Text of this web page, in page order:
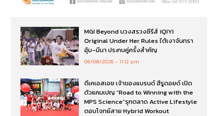
MGI Beyond บวงสรวงซีรีส์ iQIYI
Original Under Her Rules ใต้เงาจันทรา
อุ้ม–มีนา ประกบคู่ครั้งสำคัญ
06/08/2026 11:12 pm
ดีเคเอสเอช เจ้าของแบรนด์ ฮีรูดอยด์ เปิด
ตัวแคมเปญ “Road to Winning with the
MPS Science”รุกตลาด Active Lifestyle
ตอบโจทย์สาย Hybrid Workout